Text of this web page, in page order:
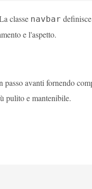
classe navbar
e l'aspetto.
avanti fornendo
pulito e mantenibile.